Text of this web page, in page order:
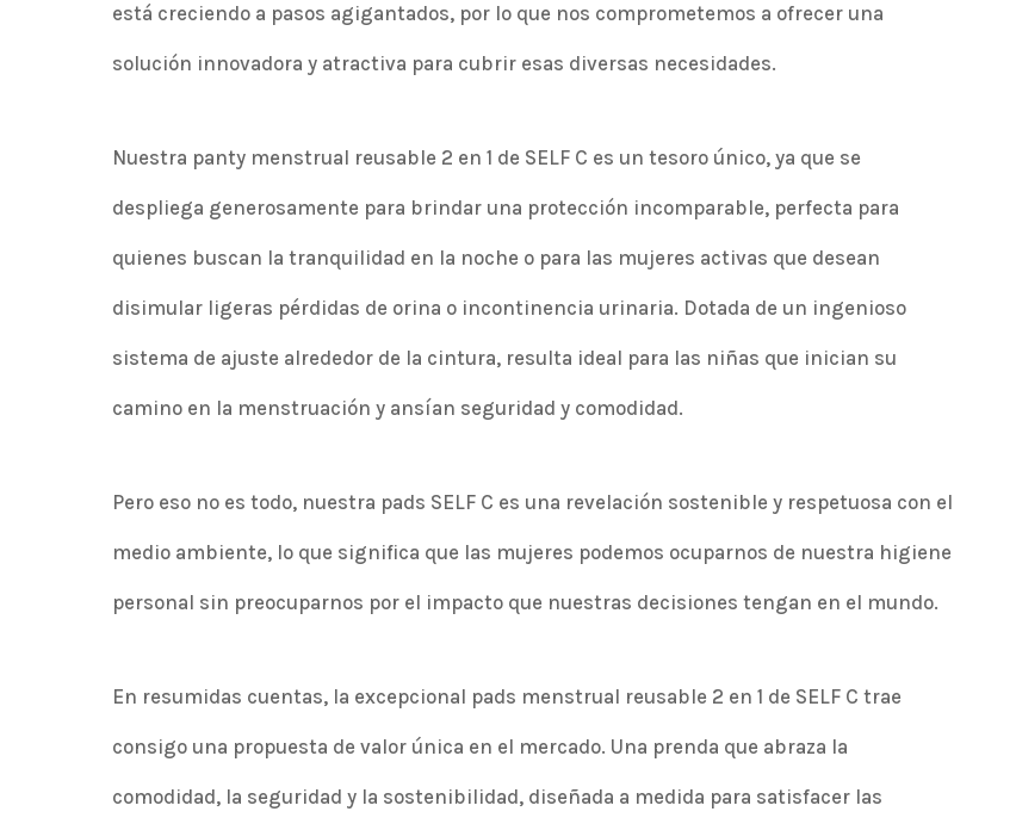
está creciendo a pasos agigantados, por lo que nos comprometemos a ofrecer una
solución innovadora y atractiva para cubrir esas diversas necesidades.
Nuestra panty menstrual reusable 2 en 1 de SELF C es un tesoro único, ya que se
despliega generosamente para brindar una protección incomparable, perfecta para
quienes buscan la tranquilidad en la noche o para las mujeres activas que desean
disimular ligeras pérdidas de orina o incontinencia urinaria. Dotada de un ingenioso
sistema de ajuste alrededor de la cintura, resulta ideal para las niñas que inician su
camino en la menstruación y ansían seguridad y comodidad.
Pero eso no es todo, nuestra pads SELF C es una revelación sostenible y respetuosa con el
medio ambiente, lo que significa que las mujeres podemos ocuparnos de nuestra higiene
personal sin preocuparnos por el impacto que nuestras decisiones tengan en el mundo.
En resumidas cuentas, la excepcional pads menstrual reusable 2 en 1 de SELF C trae
consigo una propuesta de valor única en el mercado. Una prenda que abraza la
comodidad, la seguridad y la sostenibilidad, diseñada a medida para satisfacer las